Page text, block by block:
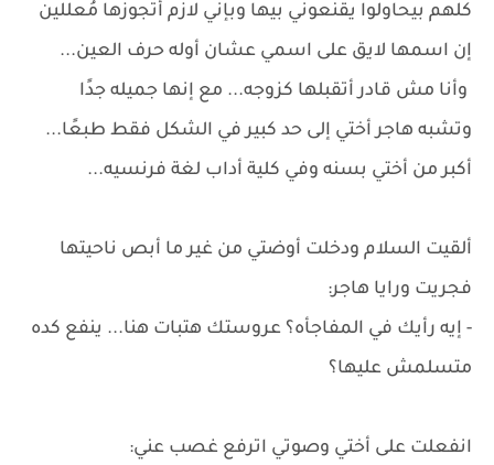
كلهم بيحاولوا يقنعوني بيها وبإني لازم أتجوزها مُعللين
إن اسمها لايق على اسمي عشان أوله حرف العين...
وأنا مش قادر أتقبلها كزوجه... مع إنها جميله جدًا
وتشبه هاجر أختي إلى حد كبير في الشكل فقط طبعًا...
أكبر من أختي بسنه وفي كلية أداب لغة فرنسيه...
ألقيت السلام ودخلت أوضتي من غير ما أبص ناحيتها
فجريت ورايا هاجر:
- إيه رأيك في المفاجأه؟ عروستك هتبات هنا... ينفع كده
متسلمش عليها؟
انفعلت على أختي وصوتي اترفع غصب عني: